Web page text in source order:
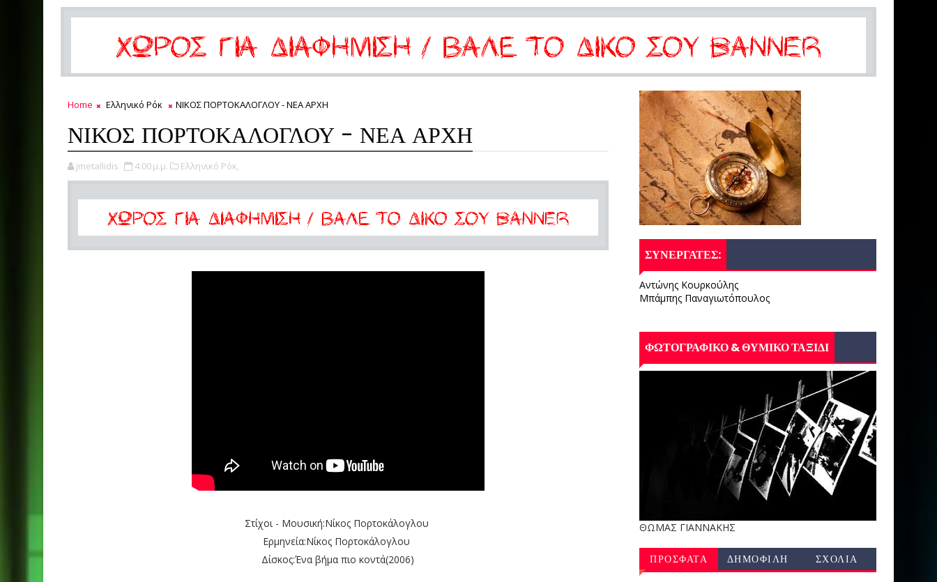
Home Ελληνικό Ρόκ ΝΙΚΟΣ ΠΟΡΤΟΚΑΛΟΓΛΟΥ - ΝΕΑ ΑΡΧΗ
ΝΙΚΟΣ ΠΟΡΤΟΚΑΛΟΓΛΟΥ - ΝΕΑ ΑΡΧΗ
jmetallidis 4:00 μ.μ. Ελληνικό Ρόκ,
Στίχοι - Μουσική:Νίκος Πορτοκάλογλου
Ερμηνεία:Νίκος Πορτοκάλογλου
Δίσκος:Ένα βήμα πιο κοντά(2006)
ΣΥΝΕΡΓΑΤΕΣ:
Αντώνης Κουρκούλης
Μπάμπης Παναγιωτόπουλος
ΦΩΤΟΓΡΑΦΙΚΟ & ΘΥΜΙΚΟ ΤΑΞΙΔΙ
ΘΩΜΑΣ ΓΙΑΝΝΑΚΗΣ
ΠΡΟΣΦΑΤΑ ΔΗΜΟΦΙΛΗ ΣΧΟΛΙΑ